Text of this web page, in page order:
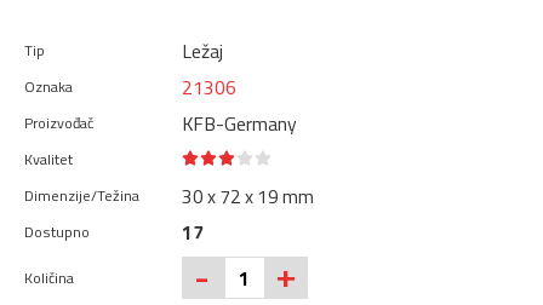
Ležaj
21306
KFB-Germany
30 x 72 x 19 mm
17
- +